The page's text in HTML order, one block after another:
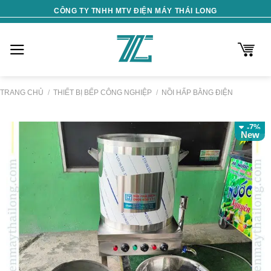
to
CÔNG TY TNHH MTV ĐIỆN MÁY THÁI LONG
TRANG CHỦ / THIẾT BỊ BẾP CÔNG NGHIỆP / NỒI HẤP BẰNG ĐIỆN
-7%
New